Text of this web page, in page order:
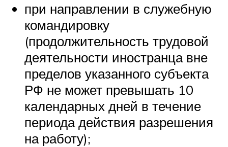
при направлении в служебную
командировку
(продолжительность трудовой
деятельности иностранца вне
пределов указанного субъекта
РФ не может превышать 10
календарных дней в течение
периода действия разрешения
на работу);